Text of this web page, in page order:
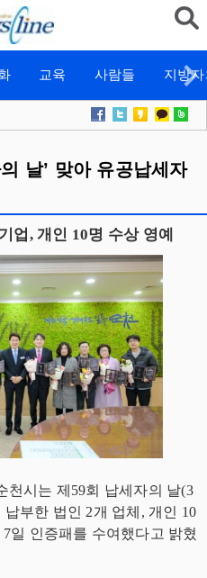
교육 사람들 지방
날’ 맞아 유공납세자
업, 개인 10명 수상 영예
천시는 제59회 납세자의 날(3
부한 법인 2개 업체, 개인 10
일 인증패를 수여했다고 밝혔